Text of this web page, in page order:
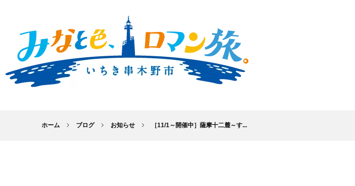
ホーム ブログ お知らせ ［11/1～開催中］薩摩十二麓～す...